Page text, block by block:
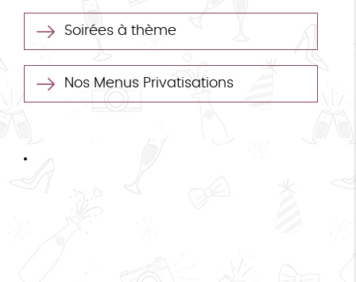
Soirées à thème
Nos Menus Privatisations